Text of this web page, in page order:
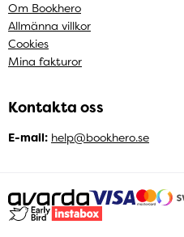
Om Bookhero
Allmänna villkor
Cookies
Mina fakturor
Kontakta oss
E-mail: help@bookhero.se